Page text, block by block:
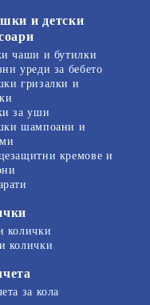
и детски
чаши и бутилки
уреди за бебето
гризалки и
за уши
шампоани и
кремове и
колички
колички
за кола